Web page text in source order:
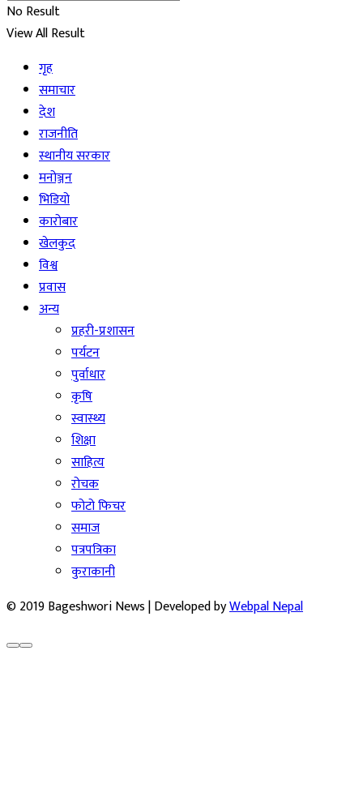
No Result
View All Result
गृह
समाचार
देश
राजनीति
स्थानीय सरकार
मनोञ्जन
भिडियो
कारोबार
खेलकुद
विश्व
प्रवास
अन्य
प्रहरी-प्रशासन
पर्यटन
पुर्वाधार
कृषि
स्वास्थ्य
शिक्षा
साहित्य
रोचक
फोटो फिचर
समाज
पत्रपत्रिका
कुराकानी
© 2019 Bageshwori News | Developed byWebpal Nepal